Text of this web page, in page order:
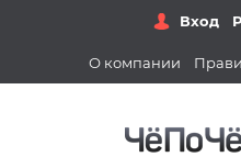
Вход
О компании